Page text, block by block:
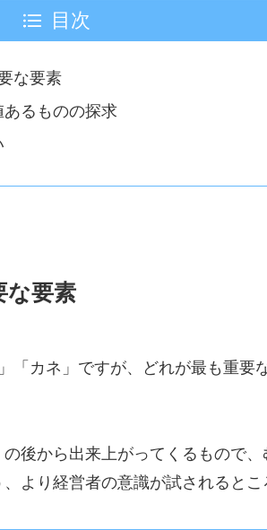
目次
な要素
るものの探求
な要素
「カネ」ですが、どれが最も重要
後から出来上がってくるもので
より経営者の意識が試されるとこ